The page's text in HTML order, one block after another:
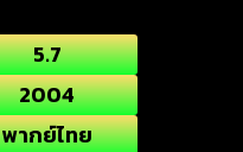
5.7
2004
พากย์ไทย